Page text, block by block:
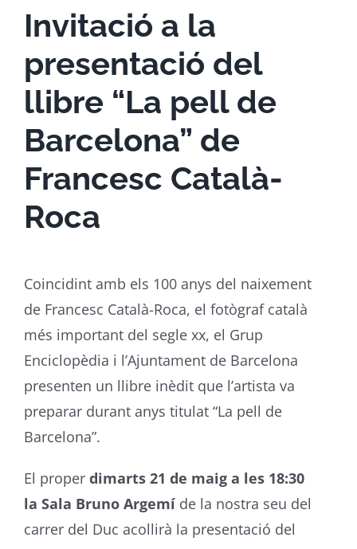
Invitació a la
presentació del
llibre “La pell de
Barcelona” de
Francesc Català-
Roca
Coincidint amb els 100 anys del naixement
de Francesc Català-Roca, el fotògraf català
més important del segle xx, el Grup
Enciclopèdia i l’Ajuntament de Barcelona
presenten un llibre inèdit que l’artista va
preparar durant anys titulat “La pell de
Barcelona”.
El proper dimarts 21 de maig a les 18:30
la Sala Bruno Argemíde la nostra seu del
carrer del Duc acollirà la presentació del